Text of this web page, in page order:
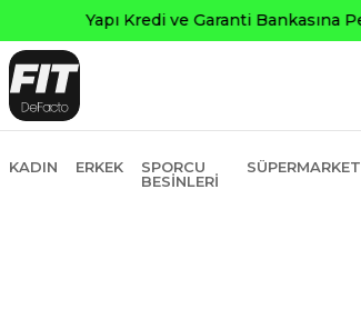
KADIN ERKEK
SPORCU
BESINLERI
SÜPERMARKET